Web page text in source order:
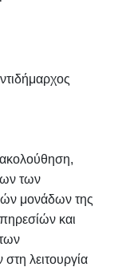
των
μονάδων της
και
λειτουργία